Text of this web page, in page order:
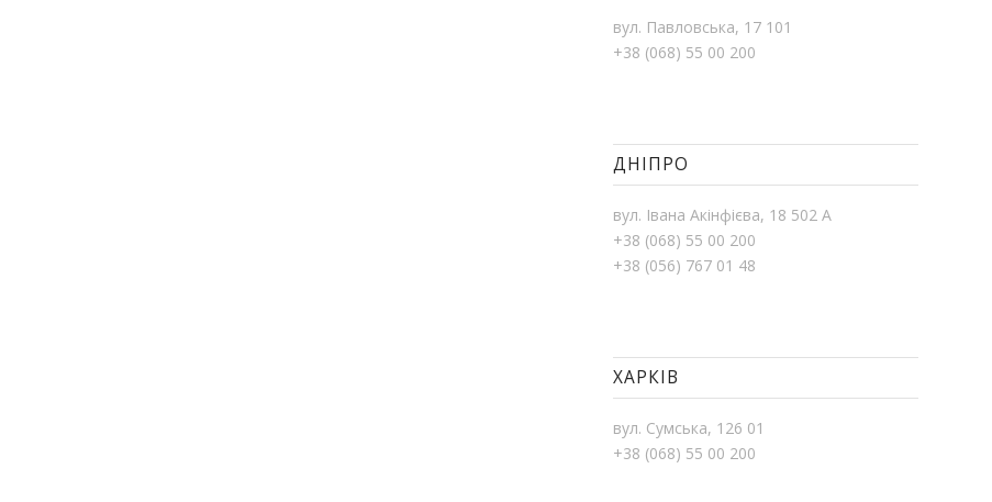
вул. Павловська, 17 101
+38 (068) 55 00 200
ДНІПРО
вул. Івана Акінфієва, 18 502 А
+38 (068) 55 00 200
+38 (056) 767 01 48
ХАРКІВ
вул. Сумська, 126 01
+38 (068) 55 00 200